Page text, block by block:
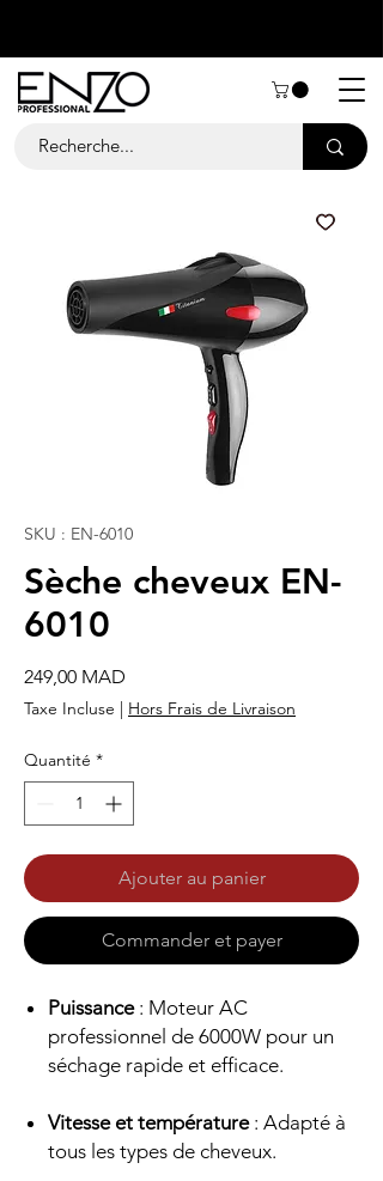
SKU : EN-6010
Sèche cheveux EN-
6010
249,00 MAD
Taxe Incluse | Hors Frais de Livraison
Quantité *
Ajouter au panier
Commander et payer
Puissance : Moteur AC
professionnel de 6000W pour un
séchage rapide et efficace.
Vitesse et température: Adapté à
tous les types de cheveux.